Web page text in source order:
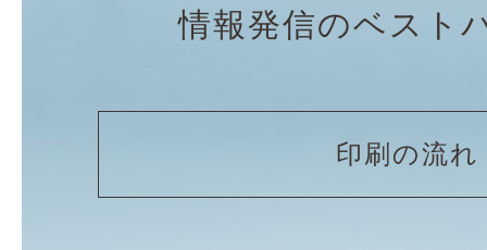
情報発信のベスト
印刷の流れ